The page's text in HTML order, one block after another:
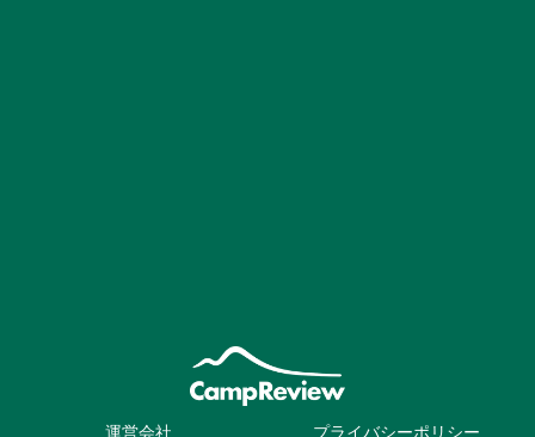
運営会社 プライバシーポリシー